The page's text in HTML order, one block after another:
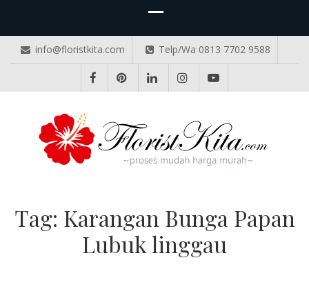
info@floristkita.com Telp/Wa 0813 7702 9588
Tag: Karangan Bunga Papan
Lubuk linggau